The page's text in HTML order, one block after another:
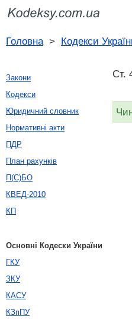
Головна> Кодекси
Ст.
Закони
Кодекси
Юридичний словник
Нормативні акти
ПДР
План рахунків
П(С)БО
КВЕД-2010
КП
Основні Кодески України
ГКУ
ЗКУ
КАСУ
КЗпПУ